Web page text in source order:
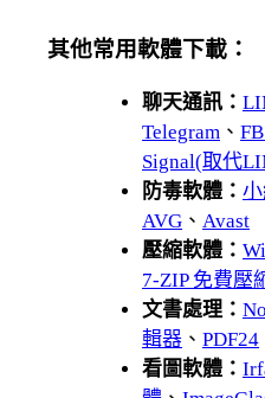
其他常用軟體下載：
聊天通訊：
Telegram 、
Signal(取代
防毒軟體：
AVG 、 Avast
壓縮軟體：
7-ZIP 免費壓
文書處理：
輯器 、 PDF24
看圖軟體：